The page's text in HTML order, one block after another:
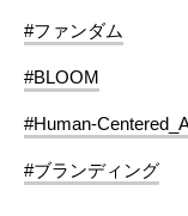
#ファンダム
#BLOOM
#Human-
#ブランディング